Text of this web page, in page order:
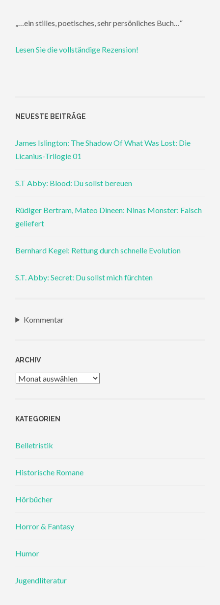
„…ein stilles, poetisches, sehr persönliches Buch…“
Lesen Sie die vollständige Rezension!
NEUESTE BEITRÄGE
James Islington: The Shadow Of What Was Lost: Die
Licanius-Trilogie 01
S.T Abby: Blood: Du sollst bereuen
Rüdiger Bertram, Mateo Dineen: Ninas Monster: Falsch
geliefert
Bernhard Kegel: Rettung durch schnelle Evolution
S.T. Abby: Secret: Du sollst mich fürchten
Kommentar
ARCHIV
Archiv
KATEGORIEN
Belletristik
Historische Romane
Hörbücher
Horror & Fantasy
Humor
Jugendliteratur